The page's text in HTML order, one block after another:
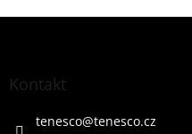
Z
Kontakt
tenesco@tenesco.cz